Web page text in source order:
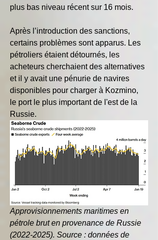
plus bas niveau récent sur 16 mois.
Après l’introduction des sanctions,
certains problèmes sont apparus. Les
pétroliers étaient détournés, les
acheteurs cherchaient des alternatives
et il y avait une pénurie de navires
disponibles pour charger à Kozmino,
le port le plus important de l'est de la
Russie.
Approvisionnements maritimes en
pétrole brut en provenance de Russie
(2022-2025). Source : données de